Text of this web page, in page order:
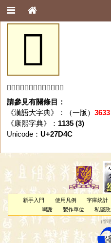
𧵌
「𧵌」字未收錄於本資料庫。
請參見有關條目：
《漢語大字典》：（一版） 3633
《康熙字典》： 1135 (3)
Unicode： U+27D4C
新手入門 使用凡例 字庫統計
鳴謝
製作單位 私隱
（管